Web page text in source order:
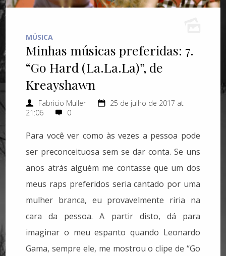
MÚSICA
Minhas músicas preferidas: 7.
“Go Hard (La.La.La)”, de
Kreayshawn
Fabricio Muller
25 de julho de 2017 at
21:06
0
Para você ver como às vezes a pessoa pode
ser preconceituosa sem se dar conta. Se uns
anos atrás alguém me contasse que um dos
meus raps preferidos seria cantado por uma
mulher branca, eu provavelmente riria na
cara da pessoa. A partir disto, dá para
imaginar o meu espanto quando Leonardo
Gama, sempre ele, me mostrou o clipe de “Go